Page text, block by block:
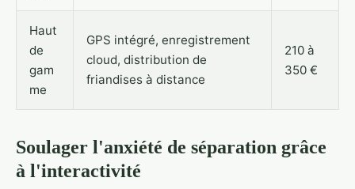
Haut
de
gam
me
GPS intégré, enregistrement
cloud, distribution de
friandises à distance
210 à
350 €
Soulager l'anxiété de séparation grâce
à l'interactivité